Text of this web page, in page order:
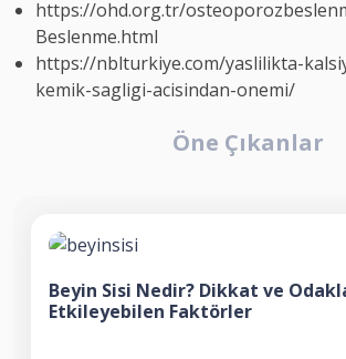
https://ohd.org.tr/
Beslenme.html
https://nblturkiye.com/yaslilikta-
kemik-sagligi-acisindan-onemi/
Öne Çıkanlar
Beyin Sisi Nedir? Dikkat ve
Etkileyebilen Faktörler